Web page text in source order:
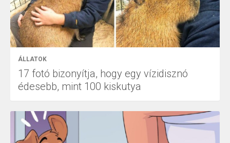
ÁLLATOK
17 fotó bizonyítja, hogy egy vízidisznó
édesebb, mint 100 kiskutya